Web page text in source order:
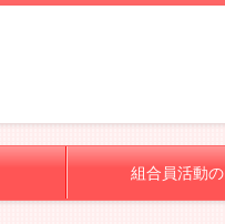
組合員活動